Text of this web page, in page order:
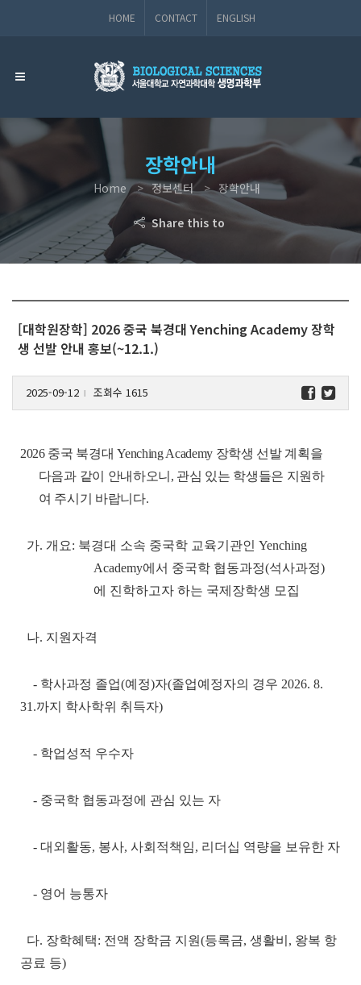
HOME CONTACT ENGLISH
장학안내
Home 정보센터 장학안내
Share this to
[대학원장학] 2026 중국 북경대 Yenching Academy 장학
생 선발 안내 홍보(~12.1.)
2025-09-12 l 조회수 1615
2026 중국 북경대 Yenching Academy 장학생 선발 계획을
다음과 같이 안내하오니, 관심 있는 학생들은 지원하
여 주시기 바랍니다.
가. 개요: 북경대 소속 중국학 교육기관인 Yenching
Academy에서 중국학 협동과정(석사과정)
에 진학하고자 하는 국제장학생 모집
나. 지원자격
- 학사과정 졸업(예정)자(졸업예정자의 경우 2026. 8.
31.까지 학사학위 취득자)
- 학업성적 우수자
- 중국학 협동과정에 관심 있는 자
- 대외활동, 봉사, 사회적책임, 리더십 역량을 보유한 자
- 영어 능통자
다. 장학혜택: 전액 장학금 지원(등록금, 생활비, 왕복 항
공료 등)